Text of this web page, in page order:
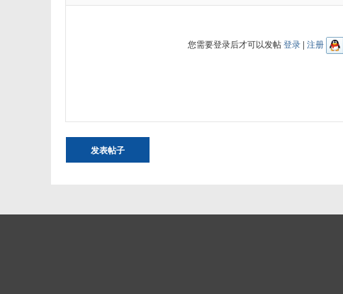
您需要登录后才可以发帖登录 | 注册
发表帖子